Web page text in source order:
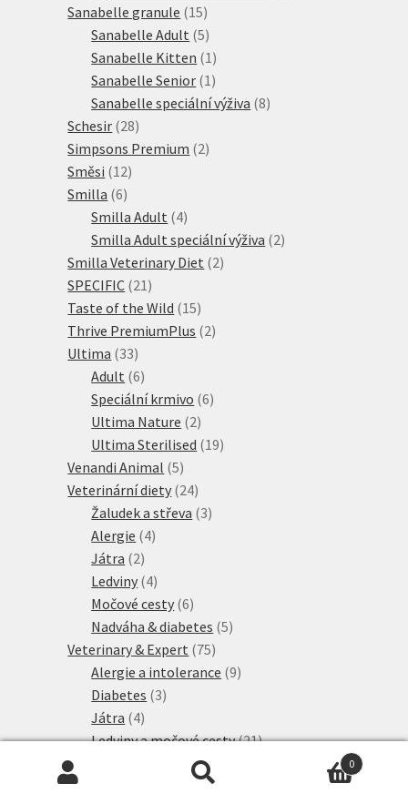
Sanabelle granule 1515
produktů
Sanabelle Adult 55
produktů
Sanabelle Kitten 1 1
produkt
Sanabelle Senior 1 1
produkt
Sanabelle speciální výživa 88
Schesir 2828
produktů
Simpsons Premium 22
Směsi 1212
Smilla 66
produktů
Smilla Adult 44
produkty
Smilla Adult speciální výživa 22
Smilla Veterinary Diet 22
SPECIFIC 21 21
produktů
Taste of the Wild 1515
produktů
Thrive PremiumPlus 22
Ultima 3333
produktů
Adult 66
produktů
Speciální krmivo 66
Ultima Nature 22
produkty
Ultima Sterilised 1919
Venandi Animal 55
produktů
Veterinární diety 2424
produktů
Žaludek a střeva 33
Alergie 44
Játra 22
produkty
Ledviny 44
produkty
Močové cesty 66
produktů
Nadváha & diabetes 55
Veterinary & Expert 7575
produktů
Alergie a intolerance 99
Diabetes 33
Játra 44
produkty
Ledviny a močové cesty 2121
produktů
0